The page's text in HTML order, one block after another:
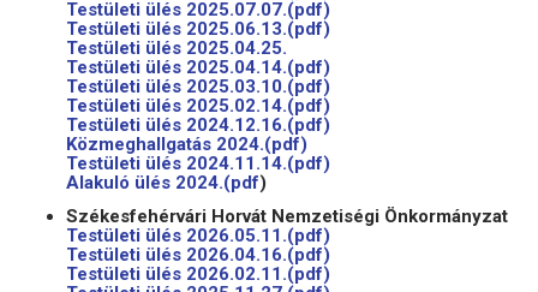
Testületi ülés 2025.07.07.(pdf)
Testületi ülés 2025.06.13.(pdf)
Testületi ülés 2025.04.25.
Testületi ülés 2025.04.14.(pdf)
Testületi ülés 2025.03.10.(pdf)
Testületi ülés 2025.02.14.(pdf)
Testületi ülés 2024.12.16.(pdf)
Közmeghallgatás 2024.(pdf)
Testületi ülés 2024.11.14.(pdf)
Alakuló ülés 2024.(pdf)
Székesfehérvári Horvát Nemzetiségi Önkormányzat
Testületi ülés 2026.05.11.(pdf)
Testületi ülés 2026.04.16.(pdf)
Testületi ülés 2026.02.11.(pdf)